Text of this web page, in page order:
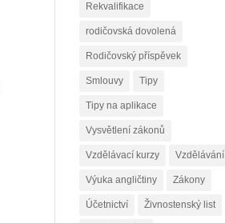
Rekvalifikace
rodičovská dovolená
Rodičovský příspěvek
Smlouvy Tipy
Tipy na aplikace
Vysvětlení zákonů
Vzdělávací kurzy Vzdělávání
Výuka angličtiny Zákony
Účetnictví Živnostenský list